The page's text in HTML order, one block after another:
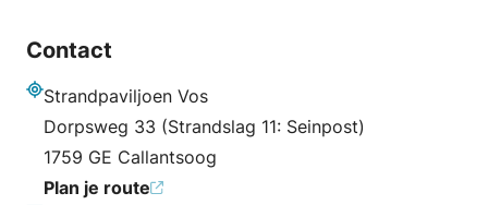
Contact
Strandpaviljoen Vos
Dorpsweg 33 (Strandslag 11: Seinpost)
1759 GE Callantsoog
Plan je route